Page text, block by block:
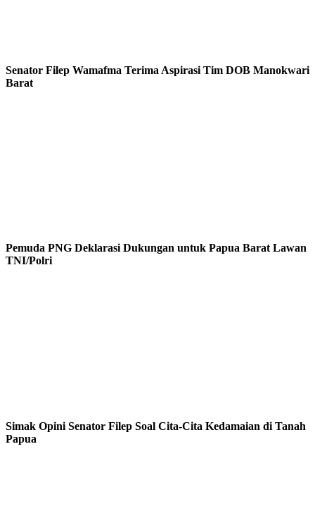
Senator Filep Wamafma Terima Aspirasi Tim DOB Manokwari
Barat
Pemuda PNG Deklarasi Dukungan untuk Papua Barat Lawan
TNI/Polri
Simak Opini Senator Filep Soal Cita-Cita Kedamaian di Tanah
Papua